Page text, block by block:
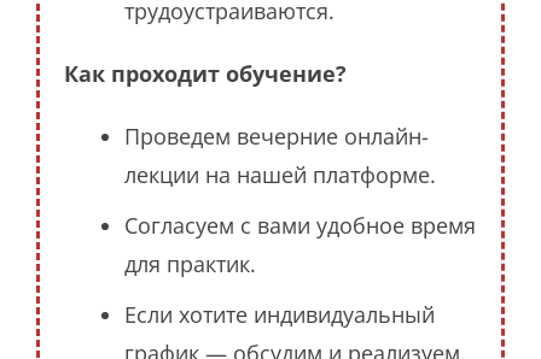
трудоустраиваются.
Как проходит обучение?
Проведем вечерние онлайн-
лекции на нашей платформе.
Согласуем с вами удобное время
для практик.
Если хотите индивидуальный
график — обсудим и реализуем.